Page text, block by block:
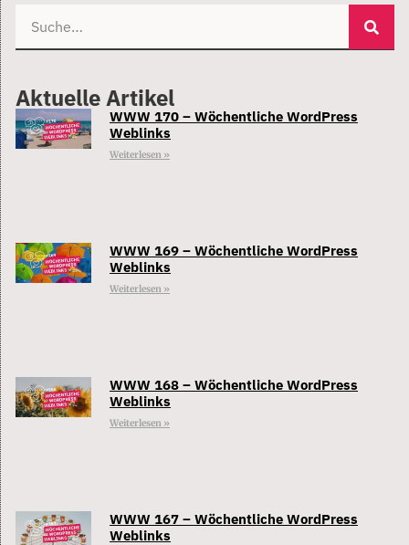
Aktuelle Artikel
WWW 170 – Wöchentliche WordPress
Weblinks
Weiterlesen »
WWW 169 – Wöchentliche WordPress
Weblinks
Weiterlesen »
WWW 168 – Wöchentliche WordPress
Weblinks
Weiterlesen »
WWW 167 – Wöchentliche WordPress
Weblinks